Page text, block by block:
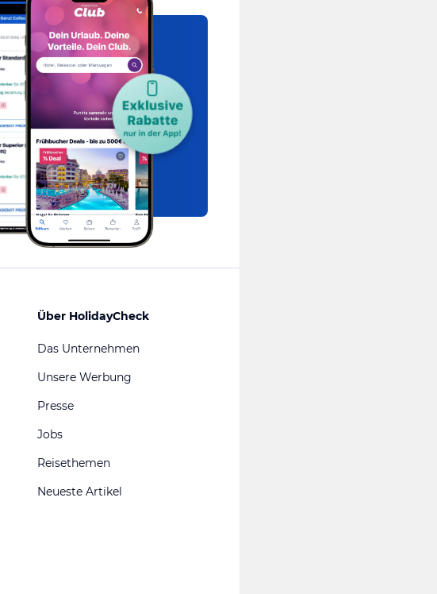
Über HolidayCheck
Das Unternehmen
Unsere Werbung
Presse
Jobs
Reisethemen
Neueste Artikel